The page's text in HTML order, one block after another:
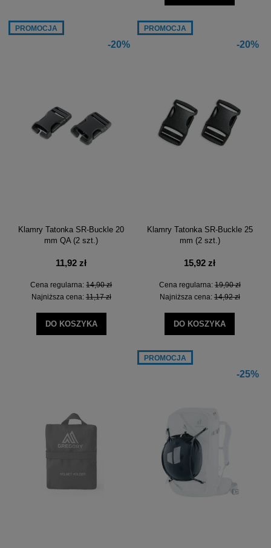
-20%
Klamry Tatonka SR-Buckle 20
mm QA (2 szt.)
11,92 zł
Cena regularna:14,90 zł
Najniższa cena:11,17 zł
DO KOSZYKA
PROMOCJA
-20%
Klamry Tatonka SR-Buckle 25
mm (2 szt.)
15,92 zł
Cena regularna:19,90 zł
Najniższa cena:14,92 zł
DO KOSZYKA
PROMOCJA
-25%
PROMOCJA